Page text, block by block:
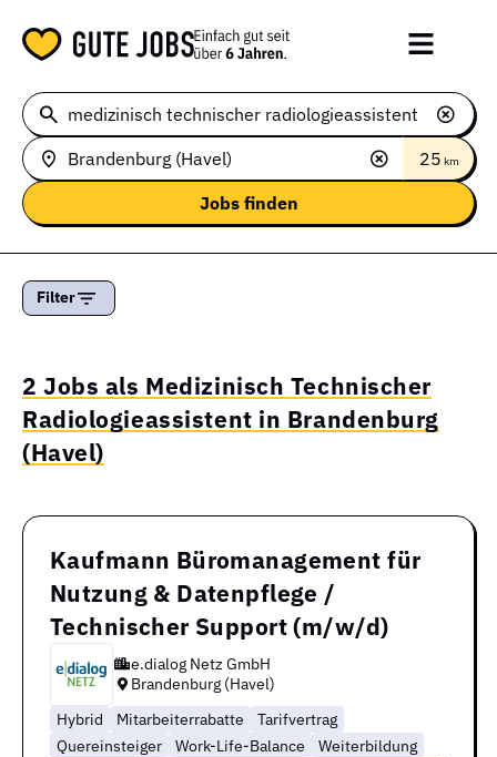
25 km
Filter
2 Jobs als Medizinisch Technischer
Radiologieassistent in Brandenburg
(Havel)
Kaufmann Büromanagement für
Nutzung & Datenpflege /
Technischer Support (m/w/d)
e.dialog Netz GmbH
Brandenburg (Havel)
Hybrid
Mitarbeiterrabatte
Tarifvertrag
Quereinsteiger
Work-Life-Balance Weiterbildung